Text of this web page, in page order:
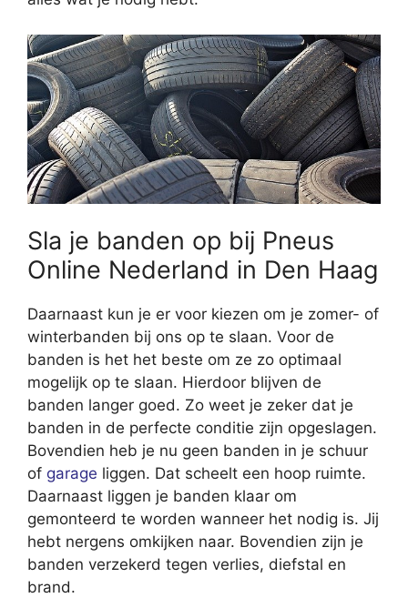
Sla je banden op bij Pneus
Online Nederland in Den Haag
Daarnaast kun je er voor kiezen om je zomer- of
winterbanden bij ons op te slaan. Voor de
banden is het het beste om ze zo optimaal
mogelijk op te slaan. Hierdoor blijven de
banden langer goed. Zo weet je zeker dat je
banden in de perfecte conditie zijn opgeslagen.
Bovendien heb je nu geen banden in je schuur
of garage liggen. Dat scheelt een hoop ruimte.
Daarnaast liggen je banden klaar om
gemonteerd te worden wanneer het nodig is. Jij
hebt nergens omkijken naar. Bovendien zijn je
banden verzekerd tegen verlies, diefstal en
brand.